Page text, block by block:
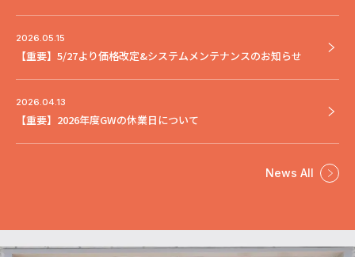
2026.05.15
【重要】5/27より価格改定&システムメンテナンスのお知らせ
2026.04.13
【重要】2026年度GWの休業日について
News All